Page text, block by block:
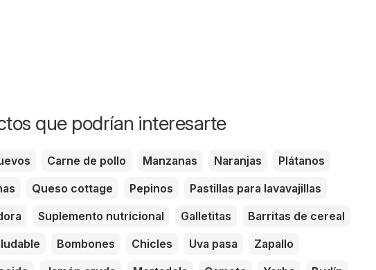
que podrían interesarte
Carne de pollo Manzanas Naranjas
Plátanos
Queso cottage Pepinos
Pastillas para lavavajillas
Suplemento nutricional Galletitas
Barritas de cereal
Bombones Chicles Uva pasa
Zapallo